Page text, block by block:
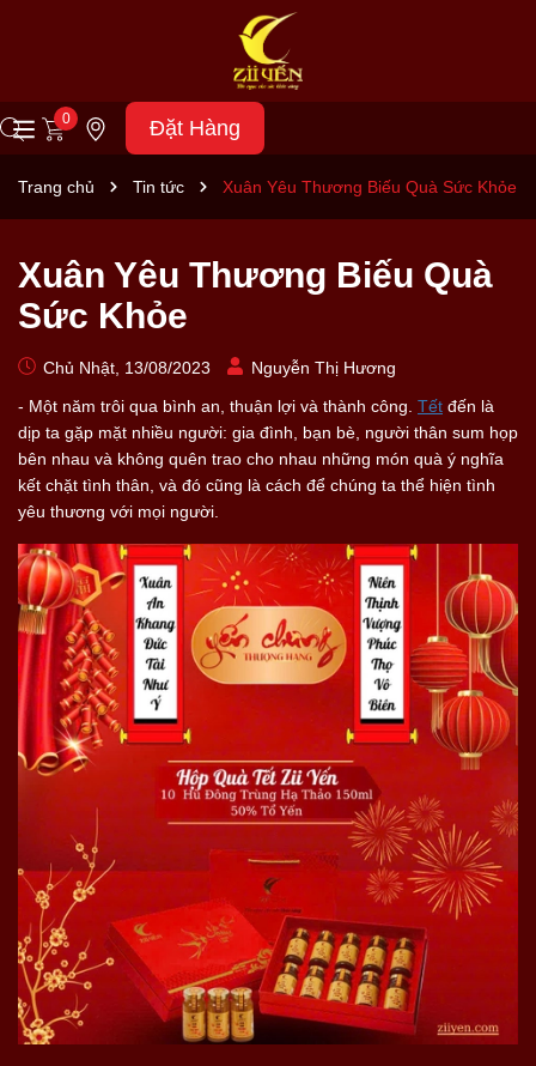
0 Đặt Hàng
Trang chủ Tin tức Xuân Yêu Thương Biếu Quà Sức Khỏe
Xuân Yêu Thương Biếu Quà
Sức Khỏe
Chủ Nhật, 13/08/2023
Nguyễn Thị Hương
- Một năm trôi qua bình an, thuận lợi và thành công. Tết đến là
dịp ta gặp mặt nhiều người: gia đình, bạn bè, người thân sum họp
bên nhau và không quên trao cho nhau những món quà ý nghĩa
kết chặt tình thân, và đó cũng là cách để chúng ta thể hiện tình
yêu thương với mọi người.